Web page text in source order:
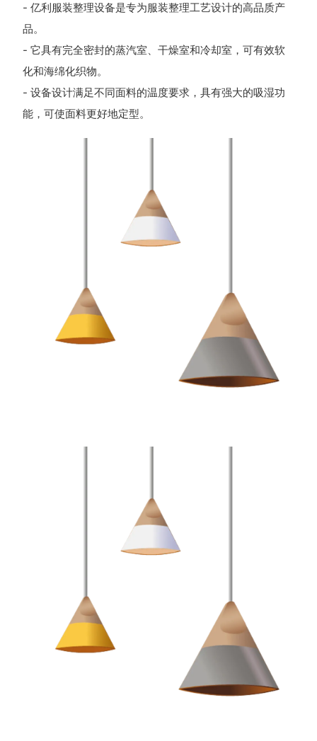
- 亿利服装整理设备是专为服装整理工艺设计的高品质产
品。
- 它具有完全密封的蒸汽室、干燥室和冷却室，可有效软
化和海绵化织物。
- 设备设计满足不同面料的温度要求，具有强大的吸湿功
能，可使面料更好地定型。